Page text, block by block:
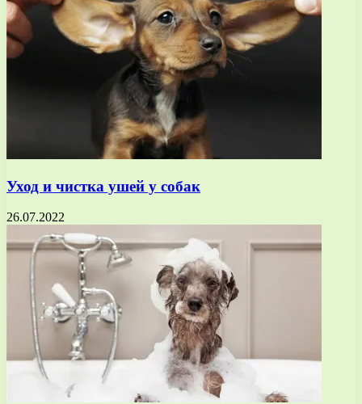
Уход и чистка ушей у собак
26.07.2022